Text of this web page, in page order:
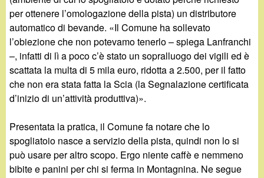
per ottenere l’omologazione della pista) un distributore
automatico di bevande. «Il Comune ha sollevato
l’obiezione che non potevamo tenerlo – spiega Lanfranchi
–, infatti di lì a poco c’è stato un sopralluogo dei vigili ed è
scattata la multa di 5 mila euro, ridotta a 2.500, per il fatto
che non era stata fatta la Scia (la Segnalazione certificata
d’inizio di un’attività produttiva)».
Presentata la pratica, il Comune fa notare che lo
spogliatoio nasce a servizio della pista, quindi non lo si
può usare per altro scopo. Ergo niente caffè e nemmeno
bibite e panini per chi si ferma in Montagnina. Ne segue